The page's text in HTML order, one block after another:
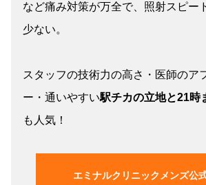
など痛み対策が万全で、照射スピー
少ない。
スタッフの技術力の高さ・医師のア
ー・通いやすい駅チカの立地と21時
も人気！
エミナルクリニックメンズ公